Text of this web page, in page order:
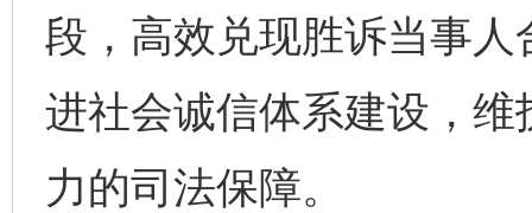
段，高效兑现胜诉当事
进社会诚信体系建设，
力的司法保障。